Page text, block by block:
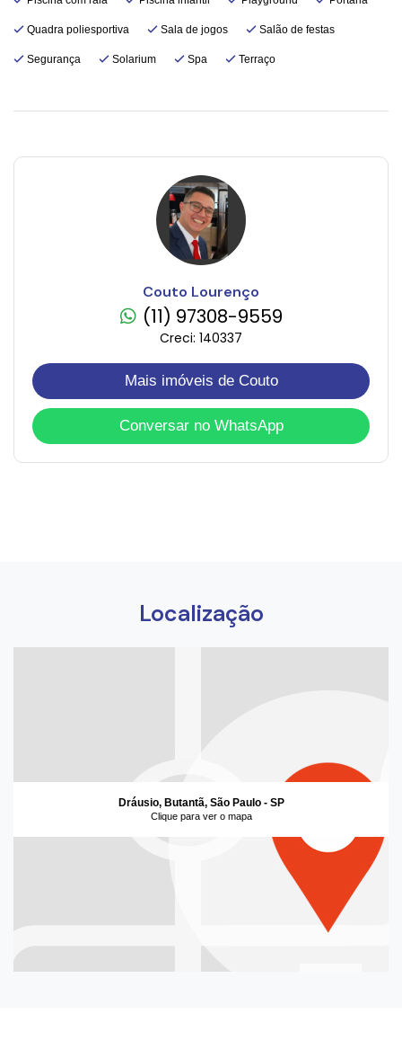
Quadra poliesportiva Sala de jogos Salão de festas
Segurança Solarium Spa Terraço
Couto Lourenço
(11) 97308-9559
Creci: 140337
Mais imóveis de Couto
Conversar no WhatsApp
Localização
Dráusio, Butantã, São Paulo - SP
Clique para ver o mapa